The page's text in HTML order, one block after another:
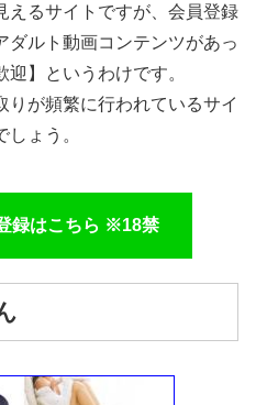
えるサイトですが、会員登録
ダルト動画コンテンツがあっ
】というわけです。
りが頻繁に行われているサイ
ょう。
録はこちら ※18禁